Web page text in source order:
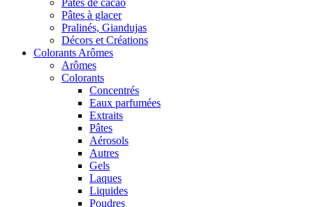
Pâtes de cacao
Pâtes à glacer
Pralinés, Giandujas
Décors et Créations
Colorants Arômes
Arômes
Colorants
Concentrés
Eaux parfumées
Extraits
Pâtes
Aérosols
Autres
Gels
Laques
Liquides
Poudres